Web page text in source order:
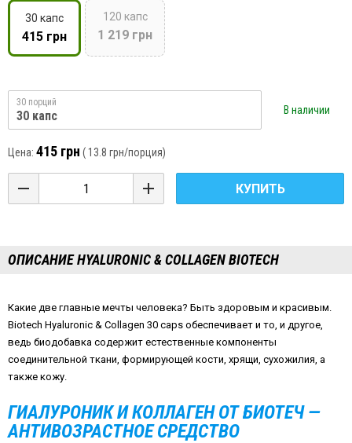
30 капс
415 грн
120 капс
1 219 грн
30 порций
30 капс В наличии
Цена: 415 грн ( 13.8 грн/порция)
КУПИТЬ
ОПИСАНИЕ HYALURONIC & COLLAGEN BIOTECH
Какие две главные мечты человека? Быть здоровым и красивым.
Biotech Hyaluronic & Collagen 30 caps обеспечивает и то, и другое,
ведь биодобавка содержит естественные компоненты
соединительной ткани, формирующей кости, хрящи, сухожилия, а
также кожу.
ГИАЛУРОНИК И КОЛЛАГЕН ОТ БИОТЕЧ —
АНТИВОЗРАСТНОЕ СРЕДСТВО